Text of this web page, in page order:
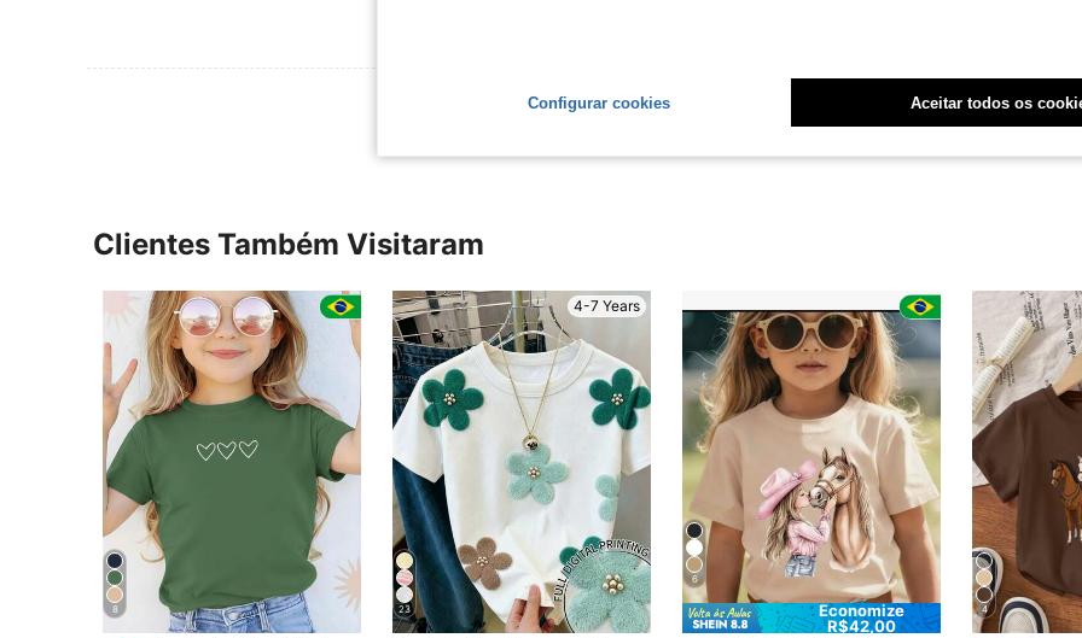
Ver Mais Avaliações
Clientes Também Visitaram
8
4-7 Years
23
6
Economize
R$42,00
4
Configurar cookies Aceitar todos os